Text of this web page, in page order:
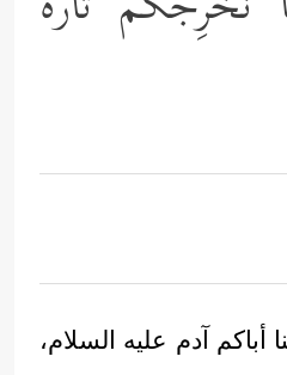
آدم عليه السلام،